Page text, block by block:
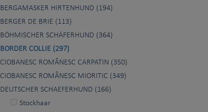
BERGAMASKER HIRTENHUND (194)
BERGER DE BRIE (113)
BÖHMISCHER SCHÄFERHUND (364)
BORDER COLLIE (297)
CIOBANESC ROMÂNESC CARPATIN (350)
CIOBANESC ROMÂNESC MIORITIC (349)
DEUTSCHER SCHAEFERHUND (166)
Stockhaar